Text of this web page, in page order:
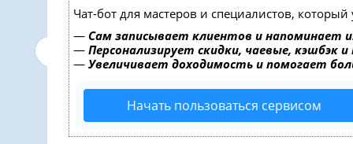
Чат-бот для мастеров и специалистов,
— Сам записывает клиентов и напоминает
— Персонализирует скидки, чаевые, кэшбэк
— Увеличивает доходимость и помогает
Начать пользоваться сервисом